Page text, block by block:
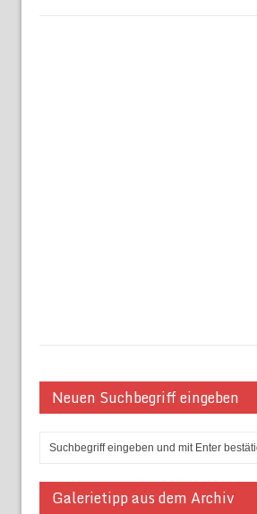
Neuen Suchbegriff eingeben
Galerietipp aus dem Archiv